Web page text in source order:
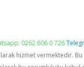
0262 606 0 726
olarak hizmet